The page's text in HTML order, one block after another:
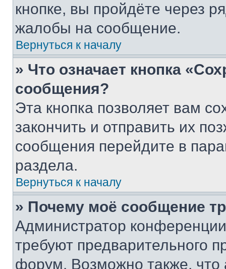
кнопке, вы пройдёте через
жалобы на сообщение.
Вернуться к началу
» Что означает кнопка
сообщения?
Эта кнопка позволяет вам
закончить и отправить их
сообщения перейдите в
раздела.
Вернуться к началу
» Почему моё сообщение
Администратор
требуют предварительного
форум. Возможно также, что